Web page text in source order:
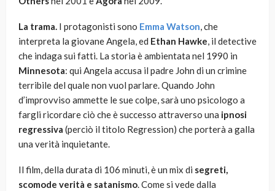
La trama. I protagonisti sono Emma Watson, che
interpreta la giovane Angela, ed Ethan Hawke, il detective
che indaga sui fatti. La storia è ambientata nel 1990 in
Minnesota: qui Angela accusa il padre John di un crimine
terribile del quale non vuol parlare. Quando John
d’improvviso ammette le sue colpe, sarà uno psicologo a
fargli ricordare ciò che è successo attraverso una ipnosi
regressiva (perciò il titolo Regression) che porterà a galla
una verità inquietante.
Il film, della durata di 106 minuti, è un mix di segreti,
scomode verità e satanismo. Come si vede dalla